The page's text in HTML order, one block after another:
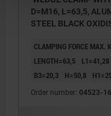
D=M16, L=63,5,
STEEL BLACK
CLAMPING FORCE MAX.
LENGTH=63,5
L1=41,28
B3=20,3
H=50,8
Order number: 04523-16